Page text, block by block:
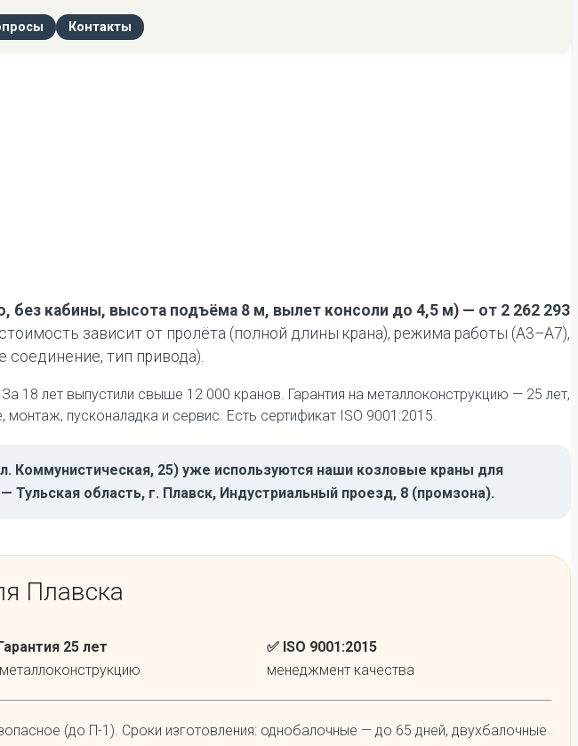
Контакты
без кабины, высота подъёма 8 м, вылет консоли до 4,5 м) — от 2 262 293
зависит от пролёта (полной длины крана), режима работы (А3–А7),
тип привода).
лет выпустили свыше 12 000 кранов. Гарантия на металлоконструкцию — 25 лет,
пусконаладка и сервис. Есть сертификат ISO 9001:2015.
Коммунистическая, 25) уже используются наши козловые краны для
область, г. Плавск, Индустриальный проезд, 8 (промзона).
Плавска
25 лет
✅ ISO 9001:2015
менеджмент качества
(до П-1). Сроки изготовления: однобалочные — до 65 дней, двухбалочные